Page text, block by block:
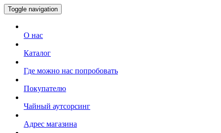
Toggle navigation
О нас
Каталог
Где можно нас попробовать
Покупателю
Чайный аутсорсинг
Адрес магазина